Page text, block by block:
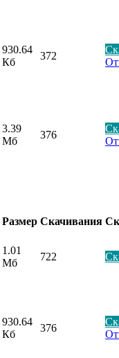
930.64
Кб
372
3.39
Мб
376
Размер Скачивания
1.01
Мб
722
930.64
Кб
376